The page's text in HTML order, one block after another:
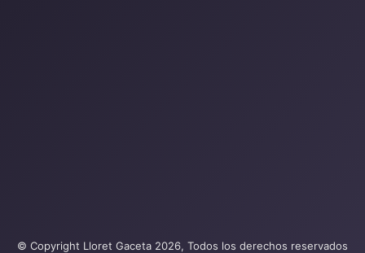
© Copyright Lloret Gaceta 2026, Todos los derechos reservados